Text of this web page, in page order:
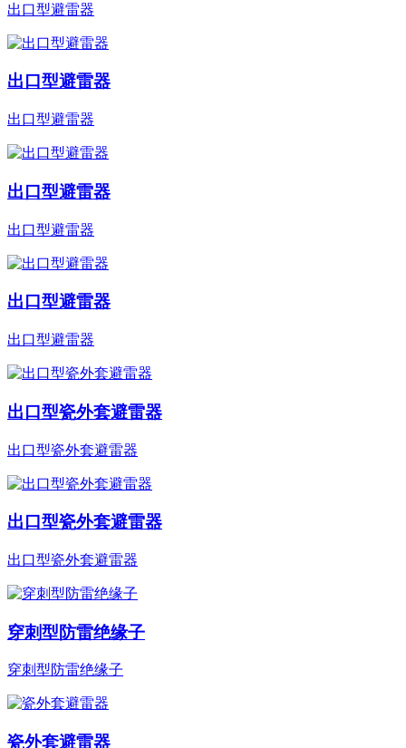
出口型避雷器
出口型避雷器
出口型避雷器
出口型避雷器
出口型避雷器
出口型避雷器
出口型避雷器
出口型瓷外套避雷器
出口型瓷外套避雷器
出口型瓷外套避雷器
出口型瓷外套避雷器
穿刺型防雷绝缘子
穿刺型防雷绝缘子
瓷外套避雷器